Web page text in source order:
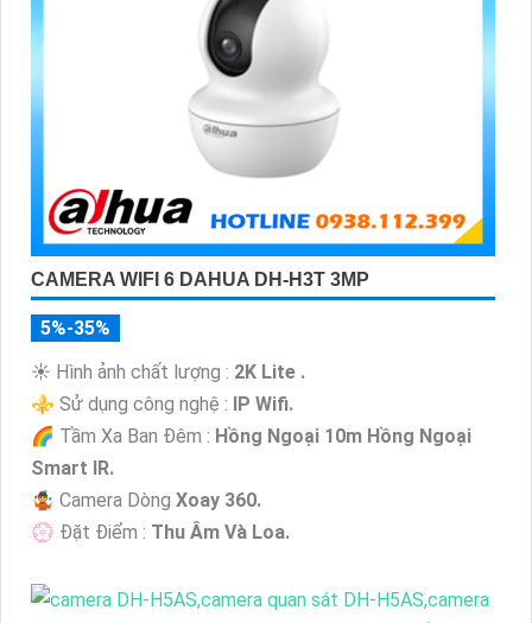
CAMERA WIFI 6 DAHUA DH-H3T 3MP
5%-35%
☀️ Hình ảnh chất lượng : 2K Lite .
⚜️ Sử dụng công nghệ :
IP Wifi.
🌈 Tầm Xa Ban Đêm : Hồng Ngoại 10m Hồng Ngoại
Smart IR.
🤹 Camera Dòng Xoay 360.
️💮 Đặt Điểm : Thu Âm Và Loa.